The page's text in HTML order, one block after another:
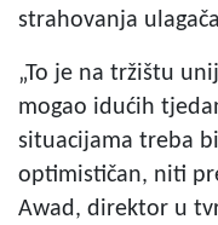
strahovanja
„To je na tržištu
mogao idućih
situacijama treba
optimističan, niti
Awad, direktor u